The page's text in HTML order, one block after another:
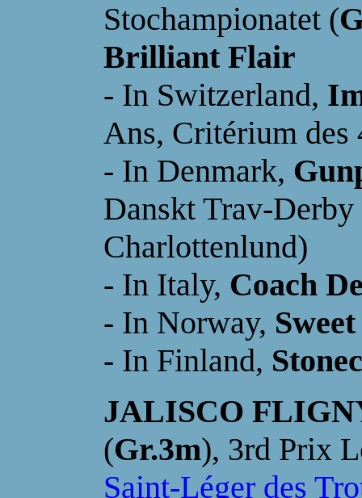
Stochampionatet (
Brilliant Flair
- In Switzerland,
Ans, Critérium des
- In Denmark,
Danskt Trav-Derby
Charlottenlund)
- In Italy, Coach
- In Norway,
- In Finland,
JALISCO
(Gr.3m), 3rd Prix
Saint-Léger des